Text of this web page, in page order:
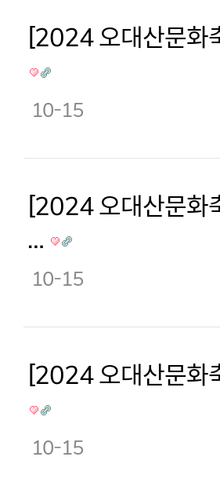
[2024 오대산문화
10-15
[2024 오대산문화
…
10-15
[2024 오대산문화
10-15